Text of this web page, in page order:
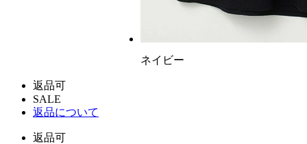
ネイビー
返品可
SALE
返品について
返品可